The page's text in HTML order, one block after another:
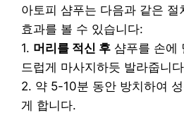
아토피 샴푸는 다음과 같은 절
효과를 볼 수 있습니다:
1. 머리를 적신 후 샴푸를 손에
드럽게 마사지하듯 발라줍니
2. 약 5-10분 동안 방치하여
게 합니다.